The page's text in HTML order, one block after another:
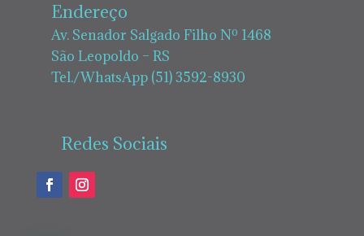
Endereço
Av. Senador Salgado Filho Nº 1468
São Leopoldo – RS
Tel./WhatsApp (51) 3592-8930
Redes Sociais